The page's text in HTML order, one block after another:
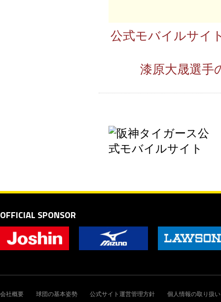
公式モバイルサイ
漆原大晟選手
OFFICIAL SPONSOR
会社概要 球団の基本姿勢 公式サイト運営管理方針 個人情報の取り扱い